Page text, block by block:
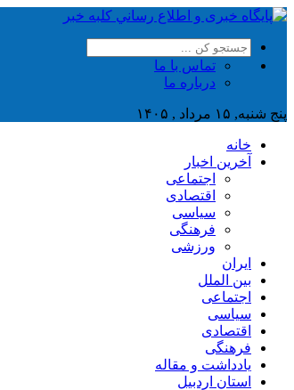
تماس با ما
درباره ما
پنج شنبه, ۱۵ مرداد , ۱۴۰۵
خانه
آخرین اخبار
اجتماعی
اقتصادی
سیاسی
فرهنگی
ورزشی
ایران
بین الملل
اجتماعی
سیاسی
اقتصادی
فرهنگی
یادداشت و مقاله
استان اردبیل